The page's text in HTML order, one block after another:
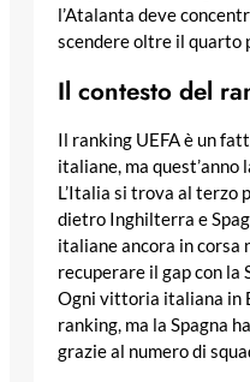
l’Atalanta deve
scendere oltre il quarto
Il contesto del
Il ranking UEFA è un
italiane, ma quest’anno
L’Italia si trova al terzo
dietro Inghilterra e
italiane ancora in corsa
recuperare il gap con la
Ogni vittoria italiana in
ranking, ma la Spagna
grazie al numero di